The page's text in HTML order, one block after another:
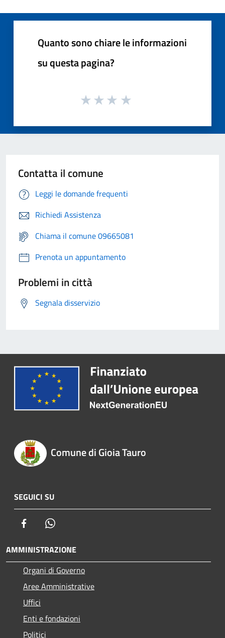
Quanto sono chiare le informazioni
su questa pagina?
Contatta il comune
Leggi le domande frequenti
Richiedi Assistenza
Chiama il comune 09665081
Prenota un appuntamento
Problemi in città
Segnala disservizio
Comune di Gioia Tauro
SEGUICI SU
Facebook
AMMINISTRAZIONE
Organi di Governo
Aree Amministrative
Uffici
Enti e fondazioni
Politici